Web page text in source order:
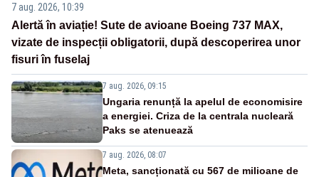
7 aug. 2026, 10:39
Alertă în aviație! Sute de avioane Boeing 737 MAX,
vizate de inspecții obligatorii, după descoperirea unor
fisuri în fuselaj
7 aug. 2026, 09:15
Ungaria renunță la apelul de economisire
a energiei. Criza de la centrala nucleară
Paks se atenuează
7 aug. 2026, 08:07
Meta, sancționată cu 567 de milioane de